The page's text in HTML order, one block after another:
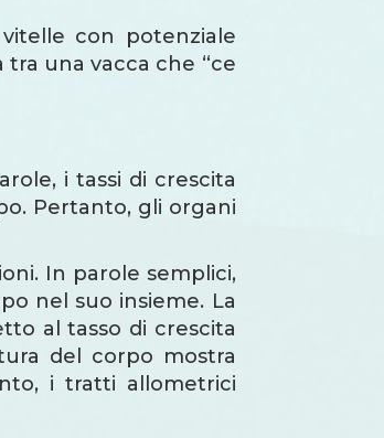
con potenziale
una vacca che “ce
i tassi di crescita
Pertanto, gli organi
In parole semplici,
nel suo insieme. La
al tasso di crescita
del corpo mostra
i tratti allometrici